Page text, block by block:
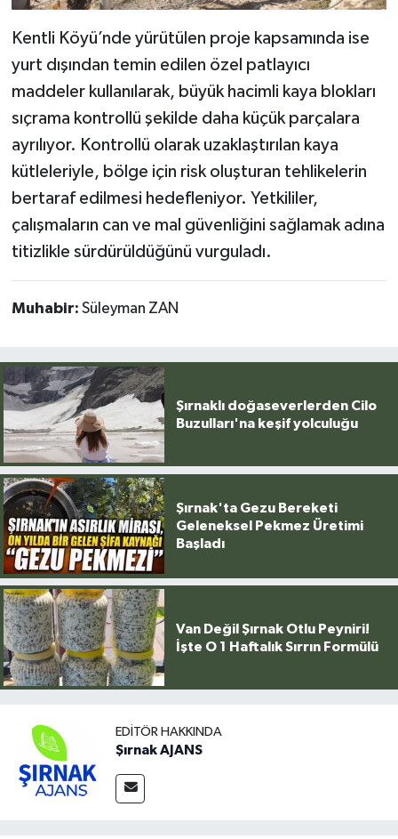
Kentli Köyü’nde yürütülen proje kapsamında ise
yurt dışından temin edilen özel patlayıcı
maddeler kullanılarak, büyük hacimli kaya blokları
sıçrama kontrollü şekilde daha küçük parçalara
ayrılıyor. Kontrollü olarak uzaklaştırılan kaya
kütleleriyle, bölge için risk oluşturan tehlikelerin
bertaraf edilmesi hedefleniyor. Yetkililer,
çalışmaların can ve mal güvenliğini sağlamak adına
titizlikle sürdürüldüğünü vurguladı.
Muhabir: Süleyman ZAN
Şırnaklı doğaseverlerden Cilo
Buzulları'na keşif yolculuğu
Şırnak'ta Gezu Bereketi
Geleneksel Pekmez Üretimi
Başladı
Van Değil Şırnak Otlu Peyniri!
İşte O 1 Haftalık Sırrın Formülü
EDITÖR HAKKINDA
Şırnak AJANS